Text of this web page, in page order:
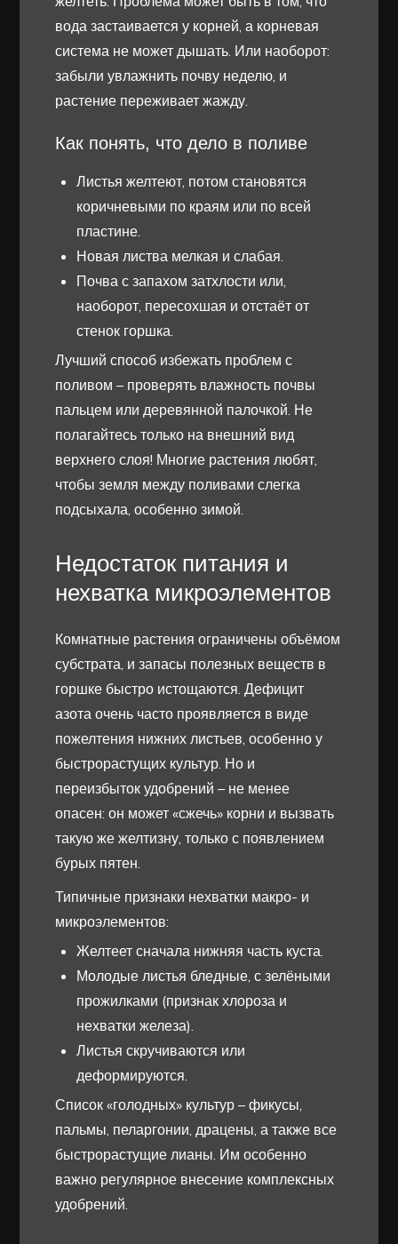
вода застаивается у корней, а корневая
система не может дышать. Или наоборот:
забыли увлажнить почву неделю, и
растение переживает жажду.
Как понять, что дело в поливе
Листья желтеют, потом становятся
коричневыми по краям или по всей
пластине.
Новая листва мелкая и слабая.
Почва с запахом затхлости или,
наоборот, пересохшая и отстаёт от
стенок горшка.
Лучший способ избежать проблем с
поливом – проверять влажность почвы
пальцем или деревянной палочкой. Не
полагайтесь только на внешний вид
верхнего слоя! Многие растения любят,
чтобы земля между поливами слегка
подсыхала, особенно зимой.
Недостаток питания и
нехватка микроэлементов
Комнатные растения ограничены объёмом
субстрата, и запасы полезных веществ в
горшке быстро истощаются. Дефицит
азота очень часто проявляется в виде
пожелтения нижних листьев, особенно у
быстрорастущих культур. Но и
переизбыток удобрений – не менее
опасен: он может «сжечь» корни и вызвать
такую же желтизну, только с появлением
бурых пятен.
Типичные признаки нехватки макро- и
микроэлементов:
Желтеет сначала нижняя часть куста.
Молодые листья бледные, с зелёными
прожилками (признак хлороза и
нехватки железа).
Листья скручиваются или
деформируются.
Список «голодных» культур – фикусы,
пальмы, пеларгонии, драцены, а также все
быстрорастущие лианы. Им особенно
важно регулярное внесение комплексных
удобрений.